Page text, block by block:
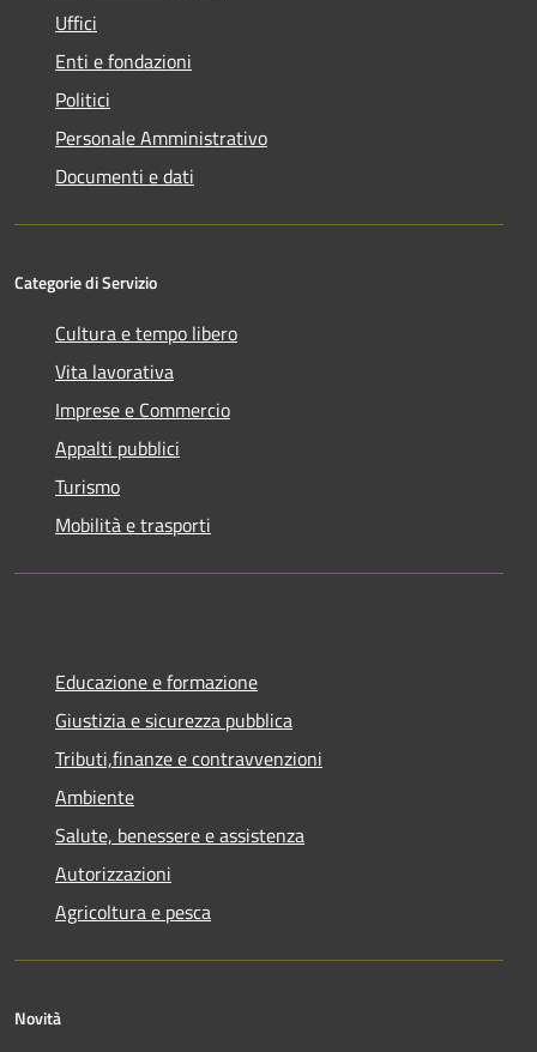
Uffici
Enti e fondazioni
Politici
Personale Amministrativo
Documenti e dati
Categorie di Servizio
Cultura e tempo libero
Vita lavorativa
Imprese e Commercio
Appalti pubblici
Turismo
Mobilità e trasporti
Educazione e formazione
Giustizia e sicurezza pubblica
Tributi,finanze e contravvenzioni
Ambiente
Salute, benessere e assistenza
Autorizzazioni
Agricoltura e pesca
Novità